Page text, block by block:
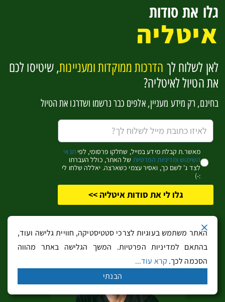
ביטחון אישי ברומא – מיומנויות ודגשים להתנהלות
צפון טוסקנה | טיול בערי עמק נהר הארנו ורכס
האפנינים
האתר משתמש בעוגיות לצרכי סטטיסטיקה, חוויית גלישה ועוד,
בהתאם למדיניות הפרטיות. המשך הגלישה באתר מהווה
הסכמה לכך. קרא עוד...
הבנתי
גלו את סודות
איטליה
לאן לשלוח לך הדרכות ממוקדות ומעניינות, שיטיסו לכם
את הטיול לאיטליה?
בחינם, רק מידע מעניין, אלפים כבר נרשמו ושדרגו את הטיול
מאשר.ת קבלת מידע במייל, שחלקו פרסומי, לפיתנאי
השימוש ומדיניות הפרטיות של האתר, כולל העברתו
לצד ג' לשם כך, ואסיר עצמי כשארצה. יאללה שלחו לי
:-)
גלו לי את סודות איטליה >>